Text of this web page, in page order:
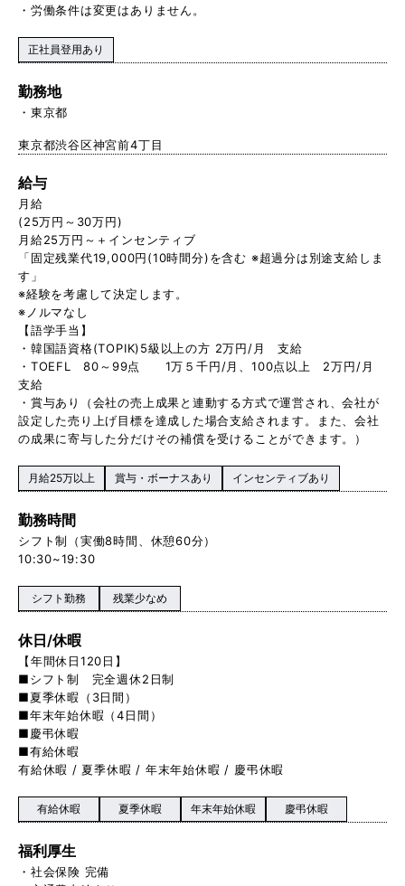
・労働条件は変更はありません。
正社員登用あり
勤務地
東京都
東京都渋谷区神宮前4丁目
給与
月給
(25万円～30万円)
月給25万円～＋インセンティブ
「固定残業代19,000円(10時間分)を含む ※超過分は別途支給しま
す」
※経験を考慮して決定します。
※ノルマなし
【語学手当】
・韓国語資格(TOPIK)5級以上の方 2万円/月 支給
・TOEFL 80～99点 1万５千円/月、100点以上 2万円/月
支給
・賞与あり（会社の売上成果と連動する方式で運営され、会社が
設定した売り上げ目標を達成した場合支給されます。また、会社
の成果に寄与した分だけその補償を受けることができます。）
月給25万以上 賞与・ボーナスあり インセンティブあり
勤務時間
シフト制（実働8時間、休憩60分）
10:30~19:30
シフト勤務 残業少なめ
休日/休暇
【年間休日120日】
■シフト制 完全週休2日制
■夏季休暇（3日間）
■年末年始休暇（4日間）
■慶弔休暇
■有給休暇
有給休暇 / 夏季休暇 / 年末年始休暇 / 慶弔休暇
有給休暇 夏季休暇 年末年始休暇 慶弔休暇
福利厚生
・社会保険 完備